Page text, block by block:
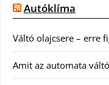
Autóklíma
Váltó olajcsere – erre
Amit az automata